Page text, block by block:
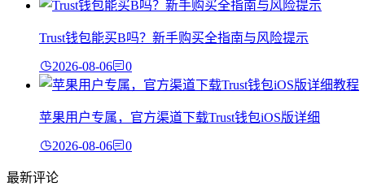
Trust钱包能买B吗？新手购买全指南与风险提示
2026-08-06 0
苹果用户专属，官方渠道下载Trust钱包iOS版详细
2026-08-06 0
最新评论